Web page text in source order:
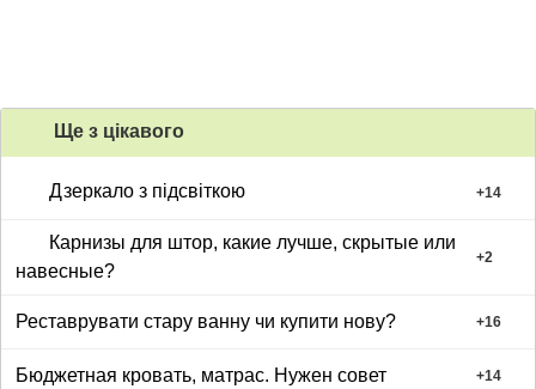
Ще з цiкавого
Дзеркало з підсвіткою +14
Карнизы для штор, какие лучше, скрытые или
навесные?
+2
Реставрувати стару ванну чи купити нову? +16
Бюджетная кровать, матрас. Нужен совет +14